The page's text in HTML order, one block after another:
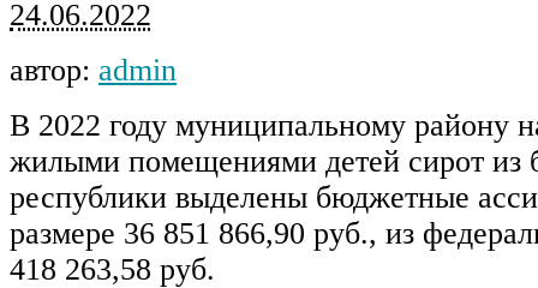
24.06.2022
автор: admin
В 2022 году муниципальному району
жилыми помещениями детей сирот из
республики выделены бюджетные
размере 36 851 866,90 руб., из
418 263,58 руб.